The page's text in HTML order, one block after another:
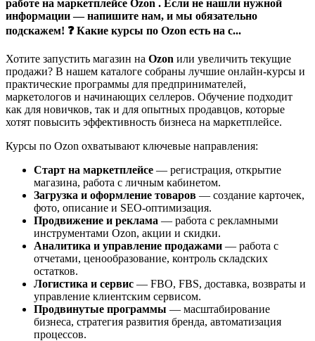
работе на маркетплейсе Ozon . Если не нашли нужной
информации — напишите нам, и мы обязательно
подскажем! ❓ Какие курсы по Ozon есть на с...
Хотите запустить магазин на Ozon или увеличить текущие
продажи? В нашем каталоге собраны лучшие онлайн-курсы и
практические программы для предпринимателей,
маркетологов и начинающих селлеров. Обучение подходит
как для новичков, так и для опытных продавцов, которые
хотят повысить эффективность бизнеса на маркетплейсе.
Курсы по Ozon охватывают ключевые направления:
Старт на маркетплейсе — регистрация, открытие
магазина, работа с личным кабинетом.
Загрузка и оформление товаров — создание карточек,
фото, описание и SEO-оптимизация.
Продвижение и реклама — работа с рекламными
инструментами Ozon, акции и скидки.
Аналитика и управление продажами — работа с
отчетами, ценообразование, контроль складских
остатков.
Логистика и сервис — FBO, FBS, доставка, возвраты и
управление клиентским сервисом.
Продвинутые программы — масштабирование
бизнеса, стратегия развития бренда, автоматизация
процессов.